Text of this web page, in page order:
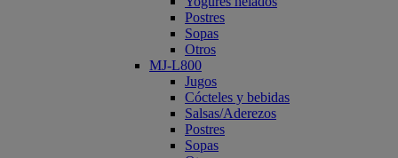
Postres
Sopas
Otros
MJ-L800
Jugos
Cócteles y bebidas
Salsas/Aderezos
Postres
Sopas